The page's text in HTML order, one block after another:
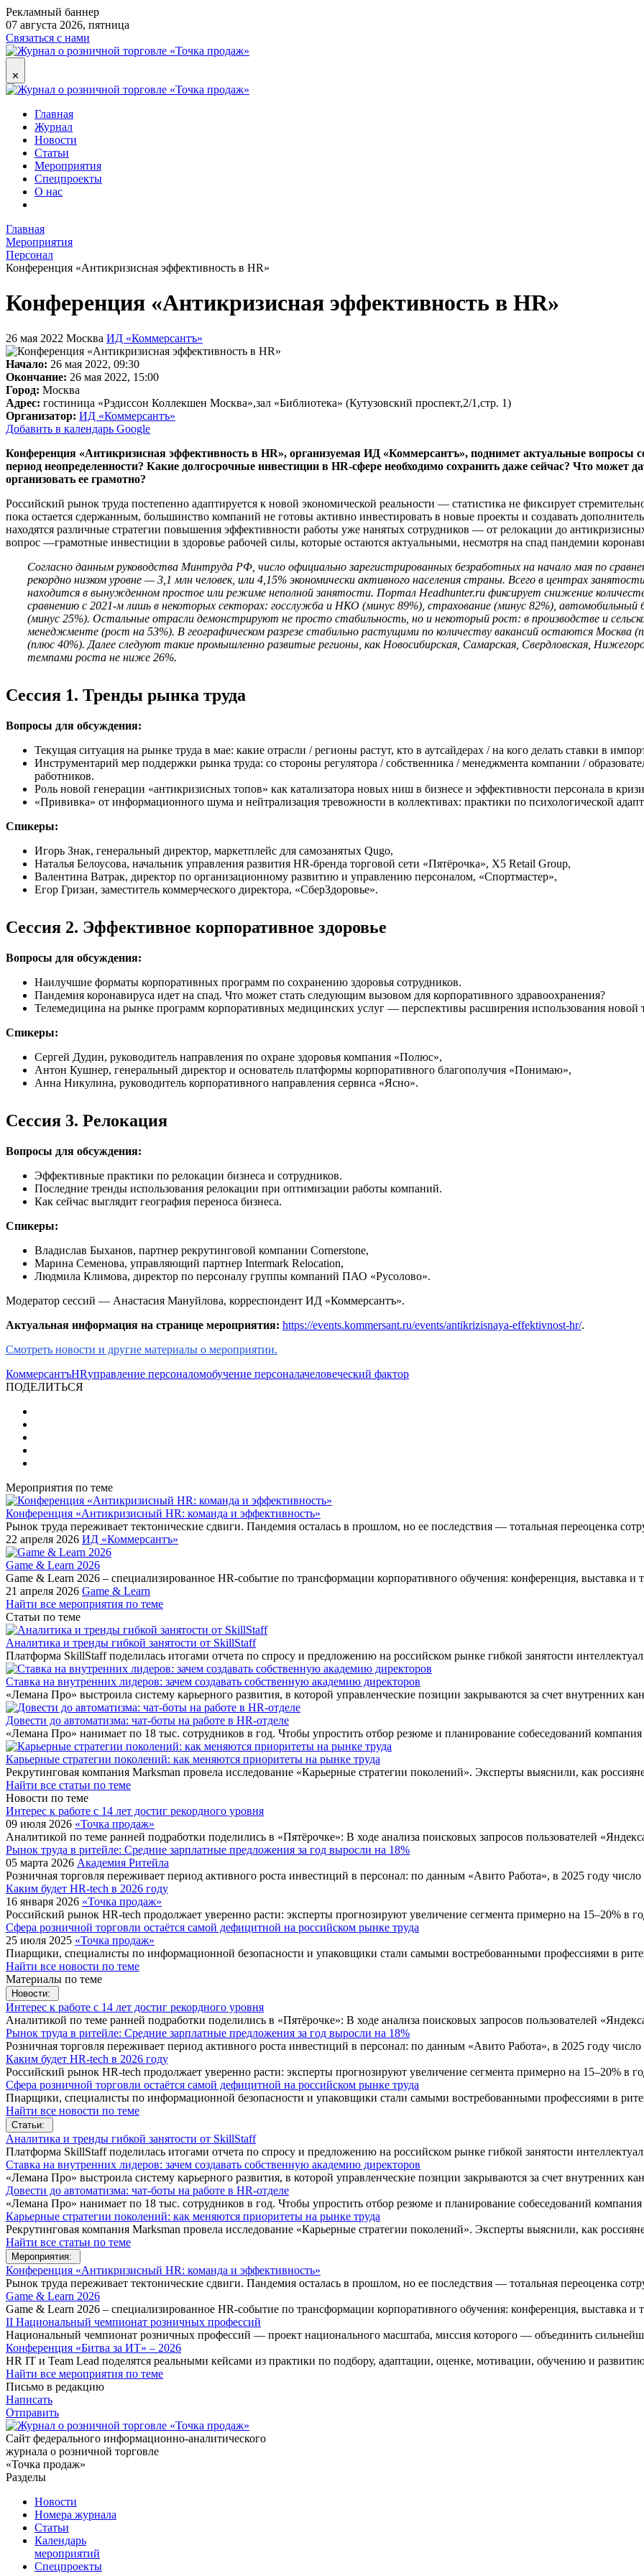
Рекламный баннер
07 августа 2026, пятница
Связаться с нами
✕
Главная
Журнал
Новости
Статьи
Мероприятия
Спецпроекты
О нас
Главная
Мероприятия
Персонал
Конференция «Антикризисная эффективность в HR»
Конференция «Антикризисная эффективность в HR»
26 мая 2022 Москва ИД «Коммерсантъ»
Начало: 26 мая 2022, 09:30
Окончание: 26 мая 2022, 15:00
Город: Москва
Адрес: гостиница «Рэдиссон Коллекшен Москва»,зал «Библиотека» (Кутузовский проспект,2/1,стр. 1)
Организатор: ИД «Коммерсантъ»
Добавить в календарь Google
Конференция «Антикризисная эффективность в HR», организуемая ИД «Коммерсантъ», поднимет актуальные
период неопределенности? Какие долгосрочные инвестиции в HR-сфере необходимо сохранить даже сейчас? Что может
организовать ее грамотно?
Российский рынок труда постепенно адаптируется к новой экономической реальности — статистика не фиксирует
пока остается сдержанным, большинство компаний не готовы активно инвестировать в новые проекты и создавать
находятся различные стратегии повышения эффективности работы уже нанятых сотрудников — от релокации до
вопрос —грамотные инвестиции в здоровье рабочей силы, которые остаются актуальными, несмотря на спад пандемии
Согласно данным руководства Минтруда РФ, число официально зарегистрированных безработных на начало мая по
рекордно низком уровне — 3,1 млн человек, или 4,15% экономически активного населения страны. Всего в центрах
находится в вынужденном простое или режиме неполной занятости. Портал Headhunter.ru фиксирует снижение
сравнению с 2021-м лишь в некоторых секторах: госслужба и НКО (минус 89%), страхование (минус 82%), автомобильный
(минус 25%). Остальные отрасли демонстрируют не просто стабильность, но и некоторый рост: в производстве и
менеджменте (рост на 53%). В географическом разрезе стабильно растущими по количеству вакансий остаются Москва
(плюс 40%). Далее следуют такие промышленно развитые регионы, как Новосибирская, Самарская, Свердловская,
темпами роста не ниже 26%.
Сессия 1. Тренды рынка труда
Вопросы для обсуждения:
Текущая ситуация на рынке труда в мае: какие отрасли / регионы растут, кто в аутсайдерах / на кого делать ставки в
Инструментарий мер поддержки рынка труда: со стороны регулятора / собственника / менеджмента компании /
работников.
Роль новой генерации «антикризисных топов» как катализатора новых ниш в бизнесе и эффективности персонала в
«Прививка» от информационного шума и нейтрализация тревожности в коллективах: практики по психологической
Спикеры:
Игорь Знак, генеральный директор, маркетплейс для самозанятых Qugo,
Наталья Белоусова, начальник управления развития HR-бренда торговой сети «Пятёрочка», X5 Retail Group,
Валентина Ватрак, директор по организационному развитию и управлению персоналом, «Спортмастер»,
Егор Гризан, заместитель коммерческого директора, «СберЗдоровье».
Сессия 2. Эффективное корпоративное здоровье
Вопросы для обсуждения:
Наилучшие форматы корпоративных программ по сохранению здоровья сотрудников.
Пандемия коронавируса идет на спад. Что может стать следующим вызовом для корпоративного здравоохранения?
Телемедицина на рынке программ корпоративных медицинских услуг — перспективы расширения использования новой
Спикеры:
Сергей Дудин, руководитель направления по охране здоровья компания «Полюс»,
Антон Кушнер, генеральный директор и основатель платформы корпоративного благополучия «Понимаю»,
Анна Никулина, руководитель корпоративного направления сервиса «Ясно».
Сессия 3. Релокация
Вопросы для обсуждения:
Эффективные практики по релокации бизнеса и сотрудников.
Последние тренды использования релокации при оптимизации работы компаний.
Как сейчас выглядит география переноса бизнеса.
Спикеры:
Владислав Быханов, партнeр рекрутинговой компании Cornerstone,
Марина Семенова, управляющий партнер Intermark Relocation,
Людмила Климова, директор по персоналу группы компаний ПАО «Русолово».
Модератор сессий — Анастасия Мануйлова, корреспондент ИД «Коммерсантъ».
Актуальная информация на странице мероприятия: https://events.kommersant.ru/events/antikrizisnaya-effektivnost-hr/.
Смотреть новости и другие материалы о мероприятии.
КоммерсантъHRуправление персоналомобучение персоналачеловеческий фактор
ПОДЕЛИТЬСЯ
Мероприятия по теме
Конференция «Антикризисный HR: команда и эффективность»
Рынок труда переживает тектонические сдвиги. Пандемия осталась в прошлом, но ее последствия — тотальная переоценка
22 апреля 2026 ИД «Коммерсантъ»
Game & Learn 2026
Game & Learn 2026 – специализированное HR-событие по трансформации корпоративного обучения: конференция, выставка
21 апреля 2026 Game & Learn
Найти все мероприятия по теме
Статьи по теме
Аналитика и тренды гибкой занятости от SkillStaff
Платформа SkillStaff поделилась итогами отчета по спросу и предложению на российском рынке гибкой занятости
Ставка на внутренних лидеров: зачем создавать собственную академию директоров
«Лемана Про» выстроила систему карьерного развития, в которой управленческие позиции закрываются за счет внутренних
Довести до автоматизма: чат-боты на работе в HR-отделе
«Лемана Про» нанимает по 18 тыс. сотрудников в год. Чтобы упростить отбор резюме и планирование собеседований
Карьерные стратегии поколений: как меняются приоритеты на рынке труда
Рекрутинговая компания Marksman провела исследование «Карьерные стратегии поколений». Эксперты выяснили, как
Найти все статьи по теме
Новости по теме
Интерес к работе с 14 лет достиг рекордного уровня
09 июля 2026 «Точка продаж»
Аналитикой по теме ранней подработки поделились в «Пятёрочке»: В ходе анализа поисковых запросов пользователей
Рынок труда в ритейле: Средние зарплатные предложения за год выросли на 18%
05 марта 2026 Академия Ритейла
Розничная торговля переживает период активного роста инвестиций в персонал: по данным «Авито Работа», в 2025 году
Каким будет HR-tech в 2026 году
16 января 2026 «Точка продаж»
Российский рынок HR-tech продолжает уверенно расти: эксперты прогнозируют увеличение сегмента примерно на 15–20%
Сфера розничной торговли остаётся самой дефицитной на российском рынке труда
25 июля 2025 «Точка продаж»
Пиарщики, специалисты по информационной безопасности и упаковщики стали самыми востребованными профессиями в
Найти все новости по теме
Материалы по теме
Новости:
Интерес к работе с 14 лет достиг рекордного уровня
Аналитикой по теме ранней подработки поделились в «Пятёрочке»: В ходе анализа поисковых запросов пользователей
Рынок труда в ритейле: Средние зарплатные предложения за год выросли на 18%
Розничная торговля переживает период активного роста инвестиций в персонал: по данным «Авито Работа», в 2025 году
Каким будет HR-tech в 2026 году
Российский рынок HR-tech продолжает уверенно расти: эксперты прогнозируют увеличение сегмента примерно на 15–20%
Сфера розничной торговли остаётся самой дефицитной на российском рынке труда
Пиарщики, специалисты по информационной безопасности и упаковщики стали самыми востребованными профессиями в
Найти все новости по теме
Статьи:
Аналитика и тренды гибкой занятости от SkillStaff
Платформа SkillStaff поделилась итогами отчета по спросу и предложению на российском рынке гибкой занятости
Ставка на внутренних лидеров: зачем создавать собственную академию директоров
«Лемана Про» выстроила систему карьерного развития, в которой управленческие позиции закрываются за счет внутренних
Довести до автоматизма: чат-боты на работе в HR-отделе
«Лемана Про» нанимает по 18 тыс. сотрудников в год. Чтобы упростить отбор резюме и планирование собеседований
Карьерные стратегии поколений: как меняются приоритеты на рынке труда
Рекрутинговая компания Marksman провела исследование «Карьерные стратегии поколений». Эксперты выяснили, как
Найти все статьи по теме
Мероприятия:
Конференция «Антикризисный HR: команда и эффективность»
Рынок труда переживает тектонические сдвиги. Пандемия осталась в прошлом, но ее последствия — тотальная переоценка
Game & Learn 2026
Game & Learn 2026 – специализированное HR-событие по трансформации корпоративного обучения: конференция, выставка
II Национальный чемпионат розничных профессий
Национальный чемпионат розничных профессий — проект национального масштаба, миссия которого — объединить
Конференция «Битва за ИТ» – 2026
HR IT и Team Lead поделятся реальными кейсами из практики по подбору, адаптации, оценке, мотивации, обучению и
Найти все мероприятия по теме
Письмо в редакцию
Написать
Отправить
Сайт федерального информационно-аналитического
журнала о розничной торговле
«Точка продаж»
Разделы
Новости
Номера журнала
Статьи
Календарь
мероприятий
Спецпроекты